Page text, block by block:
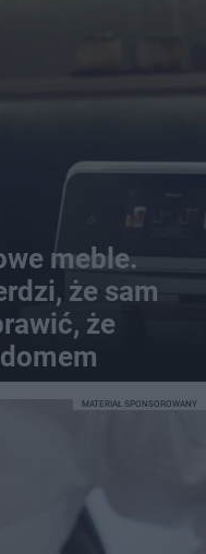
meble.
że sam
że
MATERIAŁ SPONSOROWANY